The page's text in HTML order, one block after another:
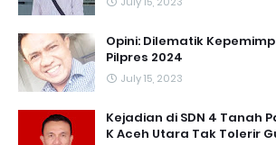
Opini: Dilematik
Pilpres 2024
July 15, 2023
Kejadian di SDN 4 Tanah
K Aceh Utara Tak Tolerir